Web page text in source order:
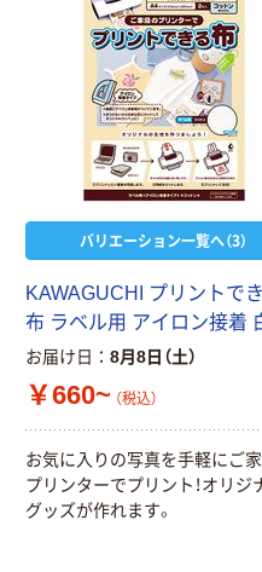
バリエーション一覧へ（3）
KAWAGUCHI プリントで
布 ラベル用 アイロン接着
お届け日 8月8日（土）
￥660~ （税込）
お気に入りの写真を手軽にご
プリンターでプリント！オリジ
グッズが作れます。
蛍光オプテック
ス1(アスクル限
定モデル) 蛍光
￥52~
ライス
嬬恋銘水 ナチュ
ラルミネラルウ
キャップシール
付き／2Lラベル
レス 10本
￥1,037~
（税込）
ナル
オリ
本気
本気